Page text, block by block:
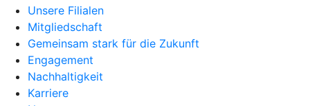
Unsere Filialen
Mitgliedschaft
Gemeinsam stark für die Zukunft
Engagement
Nachhaltigkeit
Karriere